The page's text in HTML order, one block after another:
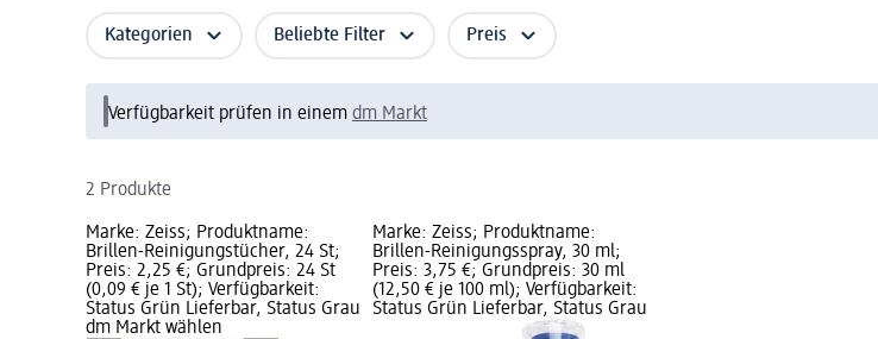
Kategorien Beliebte Filter Preis
Verfügbarkeit prüfen in einem dm Markt
2 Produkte
Marke: Zeiss; Produktname:
Brillen-Reinigungstücher, 24 St;
Preis: 2,25 €; Grundpreis: 24 St
(0,09 € je 1 St); Verfügbarkeit:
Status Grün Lieferbar, Status Grau
dm Markt wählen
Marke: Zeiss; Produktname:
Brillen-Reinigungsspray, 30 ml;
Preis: 3,75 €; Grundpreis: 30 ml
(12,50 € je 100 ml); Verfügbarkeit:
Status Grün Lieferbar, Status Grau